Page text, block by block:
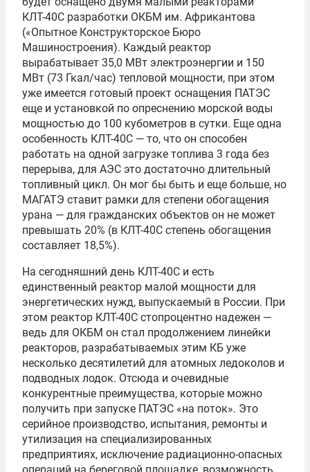
КЛТ-40С разработки ОКБМ им. Африкантова
(«Опытное Конструкторское Бюро
Машиностроения). Каждый реактор
вырабатывает 35,0 МВт электроэнергии и 150
МВт (73 Гкал/час) тепловой мощности, при этом
уже имеется готовый проект оснащения ПАТЭС
еще и установкой по опреснению морской воды
мощностью до 100 кубометров в сутки. Еще одна
особенность КЛТ-40С — то, что он способен
работать на одной загрузке топлива 3 года без
перерыва, для АЭС это достаточно длительный
топливный цикл. Он мог бы быть и еще больше, но
МАГАТЭ ставит рамки для степени обогащения
урана — для гражданских объектов он не может
превышать 20% (в КЛТ-40С степень обогащения
составляет 18,5%).
На сегодняшний день КЛТ-40С и есть
единственный реактор малой мощности для
энергетических нужд, выпускаемый в России. При
этом реактор КЛТ-40С стопроцентно надежен —
ведь для ОКБМ он стал продолжением линейки
реакторов, разрабатываемых этим КБ уже
несколько десятилетий для атомных ледоколов и
подводных лодок. Отсюда и очевидные
конкурентные преимущества, которые можно
получить при запуске ПАТЭС «на поток». Это
серийное производство, испытания, ремонты и
утилизация на специализированных
предприятиях, исключение радиационно-опасных
операций на береговой площадке, возможность